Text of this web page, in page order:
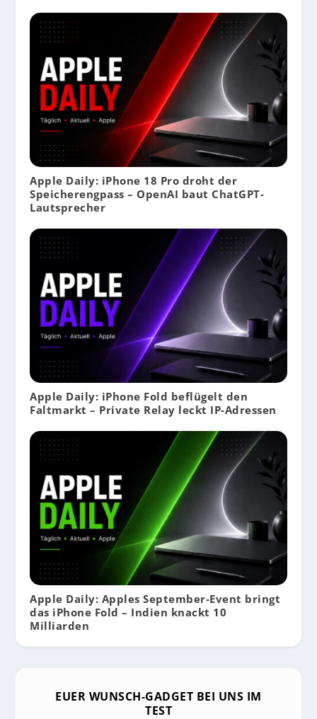
Apple Daily: iPhone 18 Pro droht der
Speicherengpass – OpenAI baut ChatGPT-
Lautsprecher
Apple Daily: iPhone Fold beflügelt den
Faltmarkt – Private Relay leckt IP-Adressen
Apple Daily: Apples September-Event bringt
das iPhone Fold – Indien knackt 10
Milliarden
EUER WUNSCH-GADGET BEI UNS IM
TEST